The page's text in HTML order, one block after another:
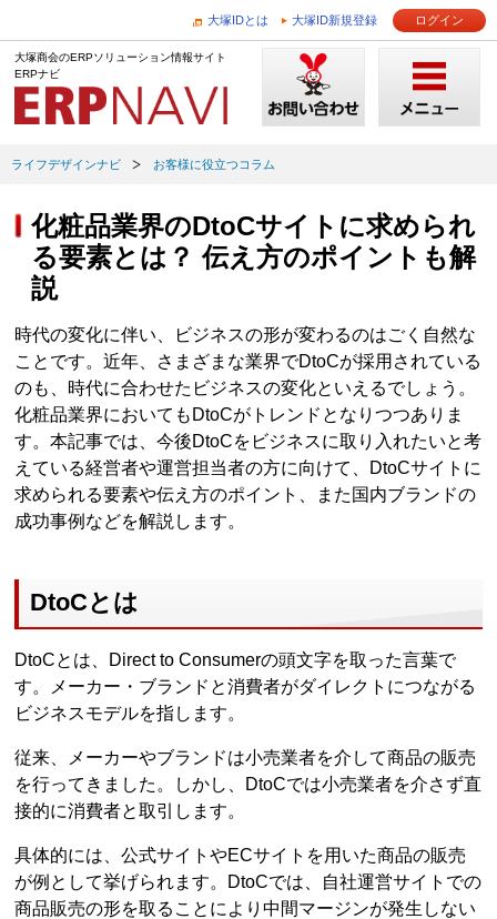
大塚IDとは 大塚ID新規登録 ログイン
大塚商会のERPソリューション情報サイト
ERPナビ
ライフデザインナビ お客様に役立つコラム
化粧品業界のDtoCサイトに求められ
る要素とは？ 伝え方のポイントも解
説
時代の変化に伴い、ビジネスの形が変わるのはごく自然な
ことです。近年、さまざまな業界でDtoCが採用されている
のも、時代に合わせたビジネスの変化といえるでしょう。
化粧品業界においてもDtoCがトレンドとなりつつありま
す。本記事では、今後DtoCをビジネスに取り入れたいと考
えている経営者や運営担当者の方に向けて、DtoCサイトに
求められる要素や伝え方のポイント、また国内ブランドの
成功事例などを解説します。
DtoCとは
DtoCとは、Direct to Consumerの頭文字を取った言葉で
す。メーカー・ブランドと消費者がダイレクトにつながる
ビジネスモデルを指します。
従来、メーカーやブランドは小売業者を介して商品の販売
を行ってきました。しかし、DtoCでは小売業者を介さず直
接的に消費者と取引します。
具体的には、公式サイトやECサイトを用いた商品の販売
が例として挙げられます。DtoCでは、自社運営サイトでの
商品販売の形を取ることにより中間マージンが発生しない